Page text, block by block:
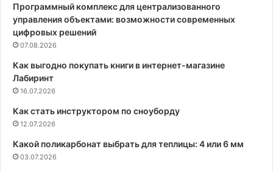
Программный комплекс для централизованного
управления объектами: возможности современных
цифровых решений
07.08.2026
Как выгодно покупать книги в интернет-магазине
Лабиринт
16.07.2026
Как стать инструктором по сноуборду
12.07.2026
Какой поликарбонат выбрать для теплицы: 4 или 6 мм
03.07.2026